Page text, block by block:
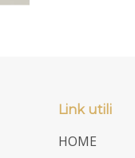
Link utili
HOME